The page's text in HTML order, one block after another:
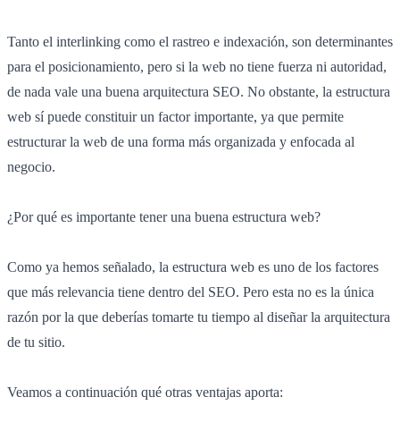
Tanto el interlinking como el rastreo e indexación, son determinantes
para el posicionamiento, pero si la web no tiene fuerza ni autoridad,
de nada vale una buena arquitectura SEO. No obstante, la estructura
web sí puede constituir un factor importante, ya que permite
estructurar la web de una forma más organizada y enfocada al
negocio.
¿Por qué es importante tener una buena estructura web?
Como ya hemos señalado, la estructura web es uno de los factores
que más relevancia tiene dentro del SEO. Pero esta no es la única
razón por la que deberías tomarte tu tiempo al diseñar la arquitectura
de tu sitio.
Veamos a continuación qué otras ventajas aporta: